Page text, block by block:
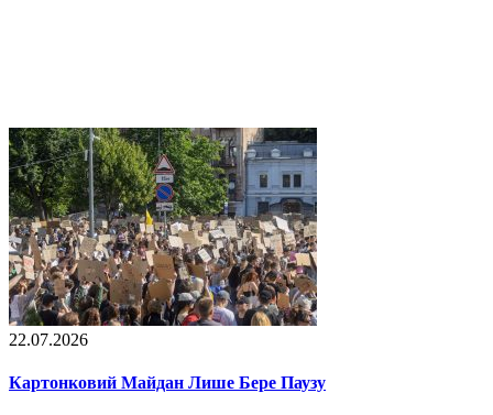
22.07.2026
Картонковий Майдан Лише Бере Паузу